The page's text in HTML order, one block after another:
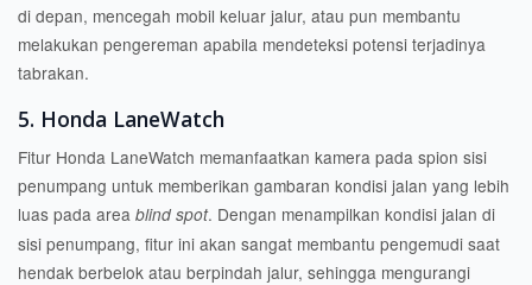
di depan, mencegah mobil keluar jalur, atau pun membantu
melakukan pengereman apabila mendeteksi potensi terjadinya
tabrakan.
5. Honda LaneWatch
Fitur Honda LaneWatch memanfaatkan kamera pada spion sisi
penumpang untuk memberikan gambaran kondisi jalan yang lebih
luas pada area blind spot. Dengan menampilkan kondisi jalan di
sisi penumpang, fitur ini akan sangat membantu pengemudi saat
hendak berbelok atau berpindah jalur, sehingga mengurangi